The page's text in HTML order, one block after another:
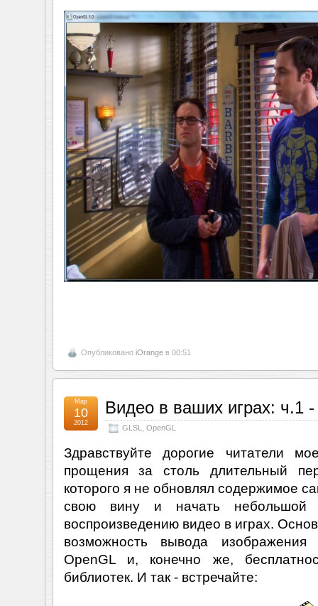
Опубликовано iOrangeв 00:51
Видео в ваших играх: ч.1
GLSL OpenGL
Мар
10
2012
Здравствуйте дорогие читатели
прощения за столь длительный
которого я не обновлял содержимое
свою вину и начать небольшой
воспроизведению видео в играх.
возможность вывода изображения
OpenGL и, конечно же,
библиотек. И так - встречайте: